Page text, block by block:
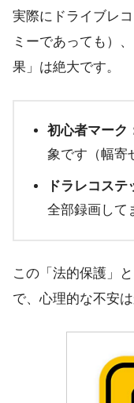
実際にドライブレ
ミーであっても）
果」は絶大です。
初心者マーク
象です（幅寄
ドラレコステ
全部録画して
この「法的保護」
で、心理的な不安